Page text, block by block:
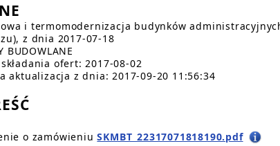
i termomodernizacja budynków
z dnia 2017-07-18
BUDOWLANE
ofert: 2017-08-02
aktualizacja z dnia: 2017-09-20 11:56:34
o zamówieniuSKMBT_22317071818190.pdf